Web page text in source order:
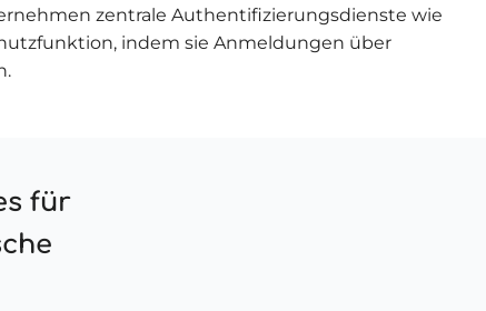
zentrale Authentifizierungsdienste wie
indem sie Anmeldungen über
für